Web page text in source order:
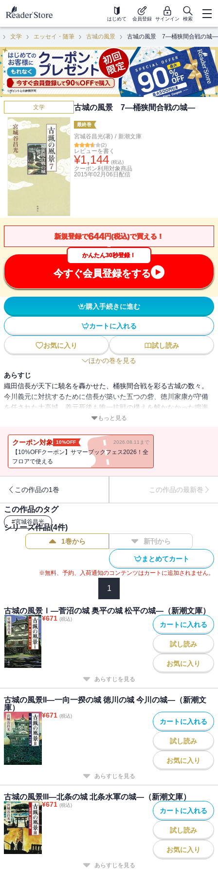
はじめて 会員登録 サインイン 検索
文学 エッセイ・随筆 古城の風景 古城の風景 7―桶狭間合戦の城―
文学 古城の風景 7―桶狭間合戦の城―
最終巻
宮城谷昌光(著) / 新潮文庫
(2)
レビューを書く
¥1,144 (税込)
クーポン利用対象商品
2015年02月06日 配信
新規登録で644円(税込)で買える！
かんたん30秒登録！
今すぐ会員登録をする
購入手続きに進む
カートに入れる
お気に入り
試し読み
ほかの巻を見る
あらすじ
織田信長が天下に驍名を轟かせた、桶狭間合戦を彩る古城の数々。
今川義元に対抗するために信長が築いた五つの砦、徳川家康が守備
を任された大高城、義元死後も唯一抗戦の構えを解かなかった鳴海
城――百を超える城址を訪ね、戦国の波瀾に満ちた歴史の舞台裏を
コンテンツは単行本『古城の風景 7―桶狭間合戦の城―』を電子書籍
化したものです。
もっと見る
クーポン対象 10%OFF 2026.08.11まで
【10%OFFクーポン】サマーブックフェス2026！全
フロアで使える
この作品の1巻 この作品の最新巻
この作品のタグ
#宮城谷昌光
シリーズ作品(4件)
1巻から 新刊から
まとめてカート
※無料、予約、入荷通知のコンテンツはカートに追加されません。
1
古城の風景Ｉ―菅沼の城 奥平の城 松平の城―（新潮文庫）
¥671 (税込)
カートに入れる
試し読み
お気に入り
あらすじを見る
古城の風景II―一向一揆の城 徳川の城 今川の城―（新潮文
庫）
¥671 (税込)
カートに入れる
試し読み
お気に入り
あらすじを見る
古城の風景III―北条の城 北条水軍の城―（新潮文庫）
¥671 (税込)
カートに入れる
試し読み
お気に入り
あらすじを見る